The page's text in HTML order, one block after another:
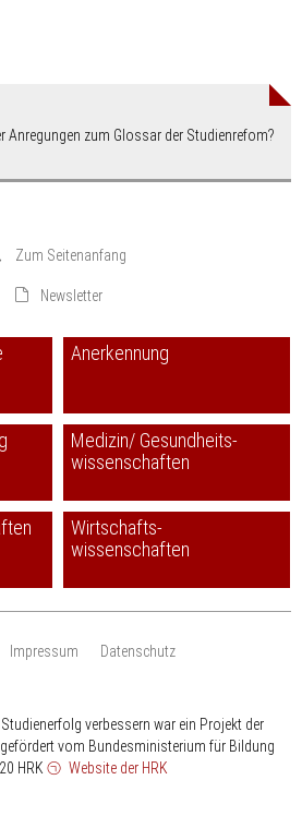
Anregungen zum Glossar der Studienrefom?
Zum Seitenanfang
Newsletter
Anerkennung
Medizin/ Gesundheits-
wissenschaften
Wirtschafts-
wissenschaften
Impressum Datenschutz
verbessern war ein Projekt der
vom Bundesministerium für Bildung
HRK Website der HRK